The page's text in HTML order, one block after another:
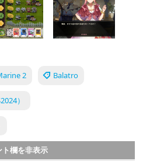
2 Balatro
）
ト欄を非表示